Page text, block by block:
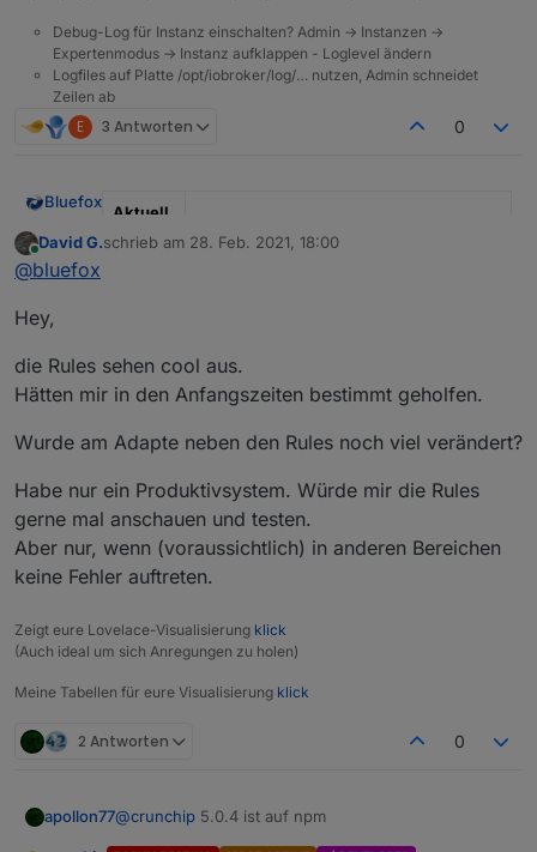
    const _cond = obj.state.val == true;
    if (cond0 === false && _cond) {
        cond0 = true;
sendTo("telegram.0", {user: _,
    } else if (cond0 === true && !_cond) {
        cond0 = false;
Debug-Log für Instanz einschalten? Admin -> Instanzen ->
Expertenmodus -> Instanz aufklappen - Loglevel ändern
Logfiles auf Platte /opt/iobroker/log/… nutzen, Admin schneidet
Zeilen ab
E 3 Antworten 0
Bluefox
Aktuell
e Test
m
on
Latest-Repo oder
iobroker.javascript@5.0.7 --
RULES - die neue Möglichkeit dein Heim zu
Skripte noch einfacher erstellen für Jedermann!
Nicht jeder ist in der Lage zu programmieren und sein
um mit Blockly klar zu kommen muss man sich in
einige Themen einarbeiten. Scenes andererseits sind
Darf ich Vorstellen:RULES
des JavaScript Adapters
Oberfläche Skripte noch einfacher zusammenzustellen
(In Wirklichkeit ist es dann doch "WENN DIES
(bewegte) Bilder sagen mehr als tausend Worte:
Online
David G.schrieb am 28. Feb. 2021, 18:00
zuletzt editiert von
@bluefox
Hey,
die Rules sehen cool aus.
Hätten mir in den Anfangszeiten bestimmt geholfen.
Wurde am Adapte neben den Rules noch viel verändert?
Habe nur ein Produktivsystem. Würde mir die Rules
gerne mal anschauen und testen.
Aber nur, wenn (voraussichtlich) in anderen Bereichen
keine Fehler auftreten.
Zeigt eure Lovelace-Visualisierung klick
(Auch ideal um sich Anregungen zu holen)
Meine Tabellen für eure Visualisierung klick
2 Antworten 0
apollon77@crunchip 5.0.4 ist auf npm